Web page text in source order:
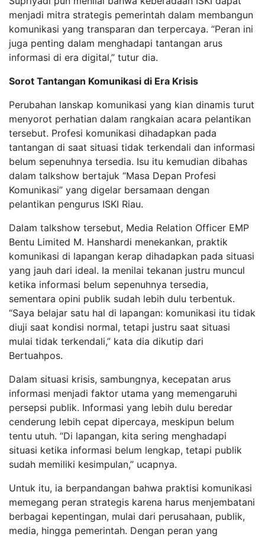
menjadi mitra strategis pemerintah dalam membangun
komunikasi yang transparan dan terpercaya. “Peran ini
juga penting dalam menghadapi tantangan arus
informasi di era digital,” tutur dia.
Sorot Tantangan Komunikasi di Era Krisis
Perubahan lanskap komunikasi yang kian dinamis turut
menyorot perhatian dalam rangkaian acara pelantikan
tersebut. Profesi komunikasi dihadapkan pada
tantangan di saat situasi tidak terkendali dan informasi
belum sepenuhnya tersedia. Isu itu kemudian dibahas
dalam talkshow bertajuk “Masa Depan Profesi
Komunikasi” yang digelar bersamaan dengan
pelantikan pengurus ISKI Riau.
Dalam talkshow tersebut, Media Relation Officer EMP
Bentu Limited M. Hanshardi menekankan, praktik
komunikasi di lapangan kerap dihadapkan pada situasi
yang jauh dari ideal. Ia menilai tekanan justru muncul
ketika informasi belum sepenuhnya tersedia,
sementara opini publik sudah lebih dulu terbentuk.
“Saya belajar satu hal di lapangan: komunikasi itu tidak
diuji saat kondisi normal, tetapi justru saat situasi
mulai tidak terkendali,” kata dia dikutip dari
Bertuahpos.
Dalam situasi krisis, sambungnya, kecepatan arus
informasi menjadi faktor utama yang memengaruhi
persepsi publik. Informasi yang lebih dulu beredar
cenderung lebih cepat dipercaya, meskipun belum
tentu utuh. “Di lapangan, kita sering menghadapi
situasi ketika informasi belum lengkap, tetapi publik
sudah memiliki kesimpulan,” ucapnya.
Untuk itu, ia berpandangan bahwa praktisi komunikasi
memegang peran strategis karena harus menjembatani
berbagai kepentingan, mulai dari perusahaan, publik,
media, hingga pemerintah. Dengan peran yang